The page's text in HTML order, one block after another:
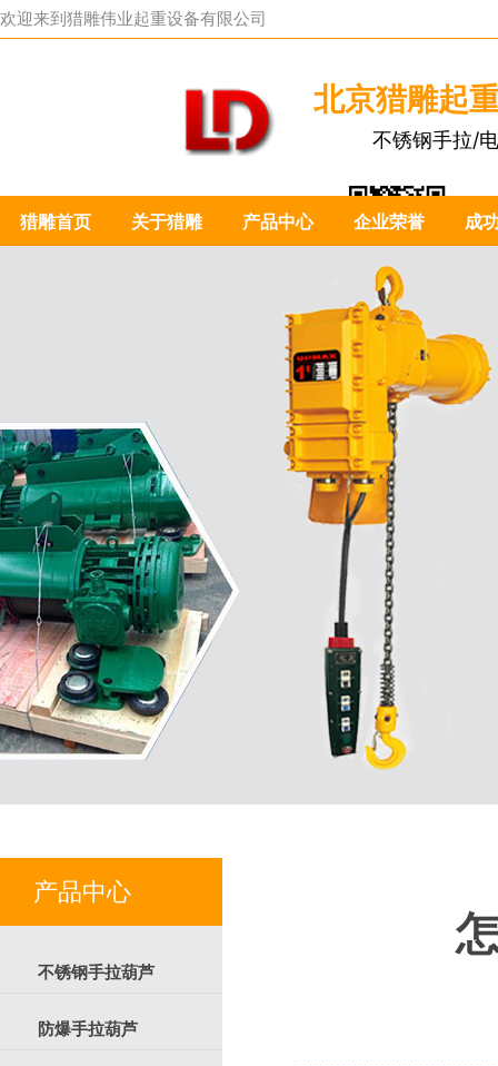
欢迎来到猎雕伟业起重设备有限公司
北京猎雕起
不锈钢手拉/
扫一扫关注我们：
猎雕首页 关于猎雕 产品中心 企业荣誉 成
产品中心
不锈钢手拉葫芦
防爆手拉葫芦